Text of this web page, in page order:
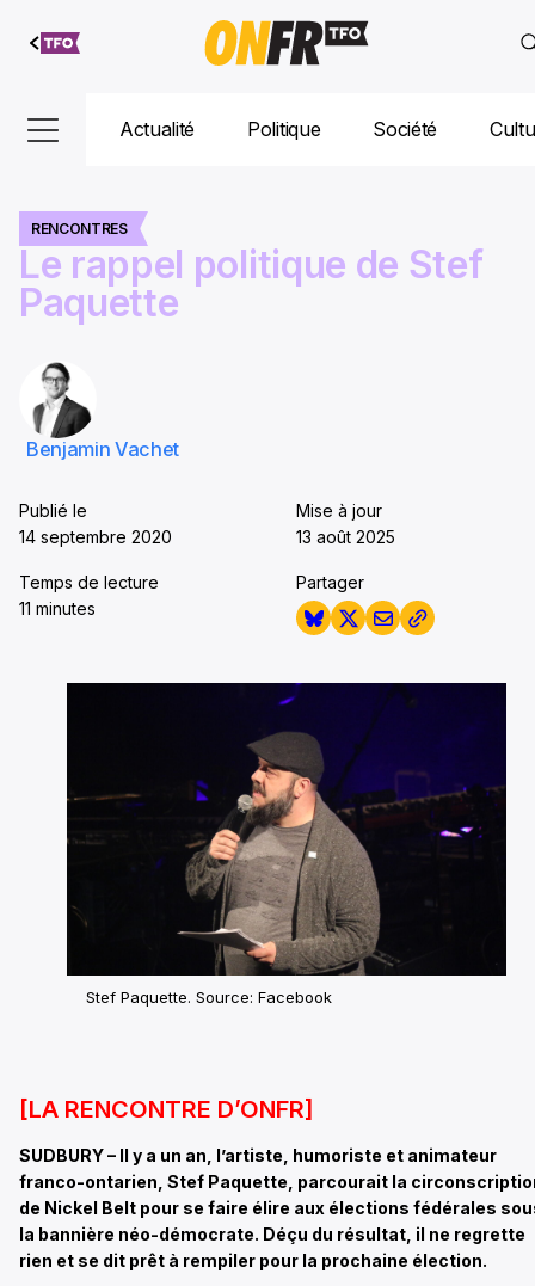
Aller au
contenu
Actualité Politique Société
RENCONTRES
Le rappel politique de Stef
Paquette
Benjamin Vachet
Publié le
14 septembre 2020
Mise à jour
13 août 2025
Temps de lecture
11 minutes
Partager
Stef Paquette. Source: Facebook
[LA RENCONTRE D’ONFR]
SUDBURY – Il y a un an, l’artiste, humoriste et animateur
franco-ontarien, Stef Paquette, parcourait la
de Nickel Belt pour se faire élire aux élections fédérales
la bannière néo-démocrate. Déçu du résultat, il ne regrette
rien et se dit prêt à rempiler pour la prochaine élection.